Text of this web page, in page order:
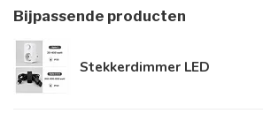
Bijpassende producten
Stekkerdimmer LED